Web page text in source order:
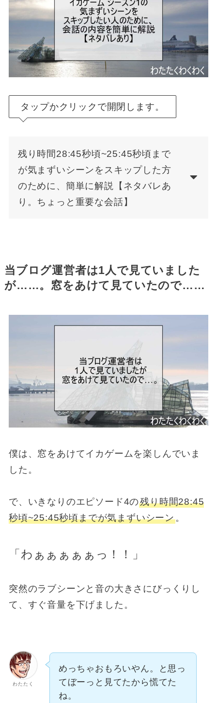
タップかクリックで開閉します。
残り時間28:45秒頃~25:45秒頃まで
が気まずいシーンをスキップした方
のために、簡単に解説【ネタバレあ
り。ちょっと重要な会話】
当ブログ運営者は1人で見ていました
が……。窓をあけて見ていたので……
僕は、窓をあけてイカゲームを楽しんでいま
した。
で、いきなりのエピソード4の残り時間28:45
秒頃~25:45秒頃までが気まずいシーン。
「わぁぁぁぁぁっ！！」
突然のラブシーンと音の大きさにびっくりし
て、すぐ音量を下げました。
わたたく
めっちゃおもろいやん。と思っ
てぼーっと見てたから慌てた
ね。